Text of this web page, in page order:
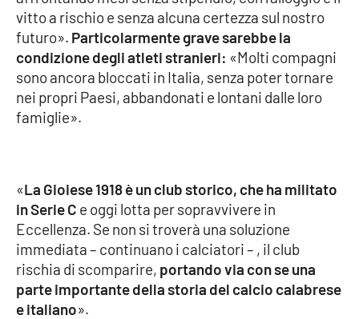
Parchi Marini Calabria
Leggendo Alvaro insieme
Imprese Di Calabria
Venti di comunicazione
STREAMING
LaC TV
vitto a rischio e senza alcuna certezza sul nostro
futuro». Particolarmente grave sarebbe la
condizione degli atleti stranieri: «Molti compagni
sono ancora bloccati in Italia, senza poter tornare
nei propri Paesi, abbandonati e lontani dalle loro
famiglie».
«La Gioiese 1918 è un club storico, che ha militato
in Serie C e oggi lotta per sopravvivere in
Eccellenza. Se non si troverà una soluzione
immediata – continuano i calciatori – , il club
rischia di scomparire, portando via con se una
parte importante della storia del calcio calabrese
e italiano».